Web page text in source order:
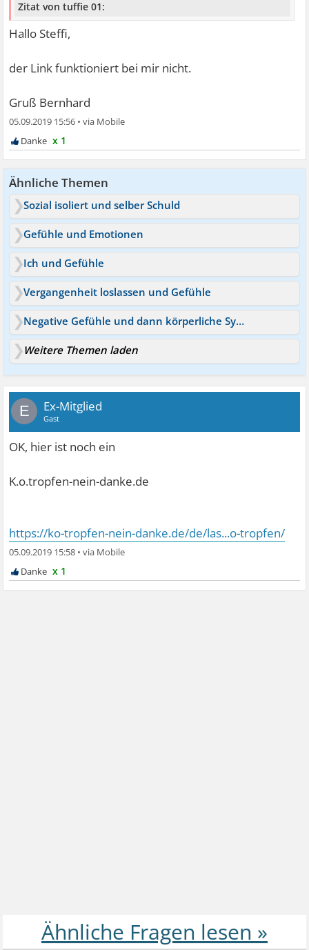
Zitat von tuffie 01:
Hallo Steffi,
der Link funktioniert bei mir nicht.
Gruß Bernhard
05.09.2019 15:56 •
x 1
Ähnliche Themen
Sozial isoliert und selber Schuld
Gefühle und Emotionen
Ich und Gefühle
Vergangenheit loslassen und Gefühle
Negative Gefühle und dann körperliche Symptome
Weitere Themen laden
E Ex-Mitglied
Gast
OK, hier ist noch ein
K.o.tropfen-nein-danke.de
https://ko-tropfen-nein-danke.de/de/las...o-tropfen/
05.09.2019 15:58 •
x 1